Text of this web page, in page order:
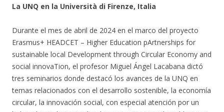
La UNQ en la Università di Firenze, Italia
Durante el mes de abril de 2024 en el marco del proyecto
Erasmus+ HEADCET – Higher Education pArtnerships for
sustainable local Development through Circular Economy and
social innovaTion, el profesor Miguel Ángel Lacabana dictó
tres seminarios donde destacó los avances de la UNQ en
temas relacionados con el desarrollo sostenible, la economía
circular, la innovación social, con especial atención por un